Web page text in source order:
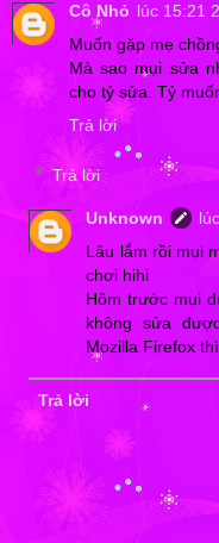
Cô Nhỏ lúc 15:21
Muốn gặp mẹ
Mà sao mụi sửa
cho tỷ sửa. Tỷ
Trả lời
Trả lời
Unknown
Lâu lắm rồi mụi
chơi hihi
Hôm trước mụi
không sửa
Mozilla Firefox
Trả lời